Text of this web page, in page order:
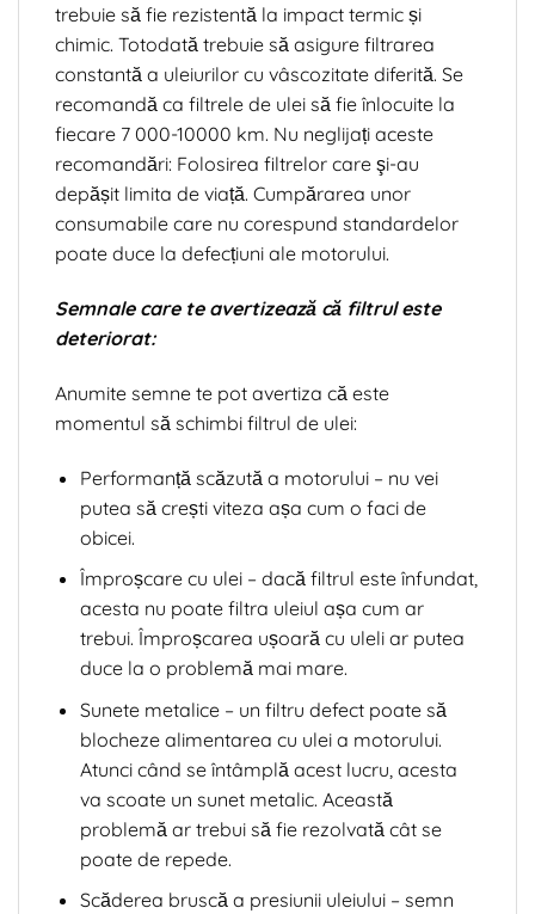
trebuie să fie rezistentă la impact termic și
chimic. Totodată trebuie să asigure filtrarea
constantă a uleiurilor cu vâscozitate diferită. Se
recomandă ca filtrele de ulei să fie înlocuite la
fiecare 7 000-10000 km. Nu neglijați aceste
recomandări: Folosirea filtrelor care şi-au
depășit limita de viață. Cumpărarea unor
consumabile care nu corespund standardelor
poate duce la defecțiuni ale motorului.
Semnale care te avertizează că filtrul este
deteriorat:
Anumite semne te pot avertiza că este
momentul să schimbi filtrul de ulei:
Performanță scăzută a motorului – nu vei
putea să crești viteza așa cum o faci de
obicei.
Împroșcare cu ulei – dacă filtrul este înfundat,
acesta nu poate filtra uleiul așa cum ar
trebui. Împroșcarea ușoară cu uleli ar putea
duce la o problemă mai mare.
Sunete metalice – un filtru defect poate să
blocheze alimentarea cu ulei a motorului.
Atunci când se întâmplă acest lucru, acesta
va scoate un sunet metalic. Această
problemă ar trebui să fie rezolvată cât se
poate de repede.
Scăderea bruscă a presiunii uleiului – semn